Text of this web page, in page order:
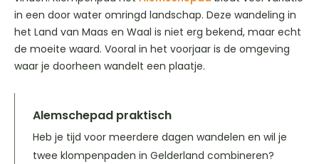
in een door water omringd landschap. Deze wandeling in
het Land van Maas en Waal is niet erg bekend, maar echt
de moeite waard. Vooral in het voorjaar is de omgeving
waar je doorheen wandelt een plaatje.
Alemschepad praktisch
Heb je tijd voor meerdere dagen wandelen en wil je
twee klompenpaden in Gelderland combineren?